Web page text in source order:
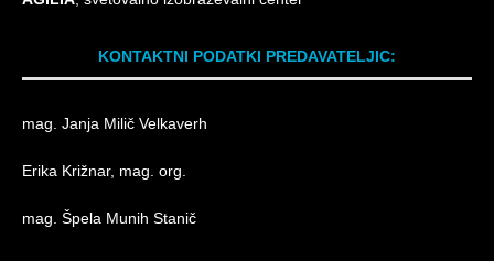
KONTAKTNI PODATKI PREDAVATELJIC:
mag. Janja Milič Velkaverh
Erika Križnar, mag. org.
mag. Špela Munih Stanič